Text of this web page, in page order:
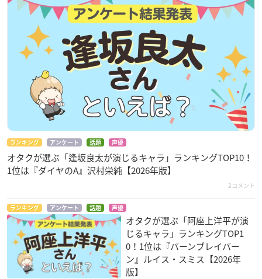
ランキング アンケート 話題 声優
オタクが選ぶ「逢坂良太が演じるキャラ」ランキングTOP10！
1位は『ダイヤのA』沢村栄純【2026年版】
2コメント
ランキング アンケート 話題 声優
オタクが選ぶ「阿座上洋平が演
じるキャラ」ランキングTOP1
0！1位は『バーンブレイバー
ン』ルイス・スミス【2026年
版】